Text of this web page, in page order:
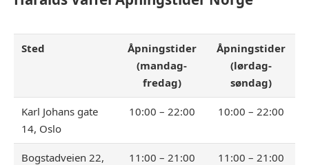
Sted
Åpningstider
(mandag-
fredag)
Åpningstider
(lørdag-
søndag)
Karl Johans gate
14, Oslo
10:00 – 22:00 10:00 – 22:00
Bogstadveien 22,
11:00 – 21:00 11:00 – 21:00